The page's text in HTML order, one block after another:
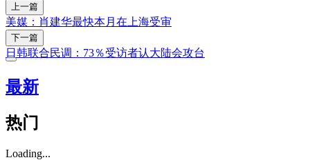
上一篇
美媒：肖建华最快本月在上海受审
下一篇
日韩联合民调：73％受访者认大陆会攻台
最新
热门
Loading...